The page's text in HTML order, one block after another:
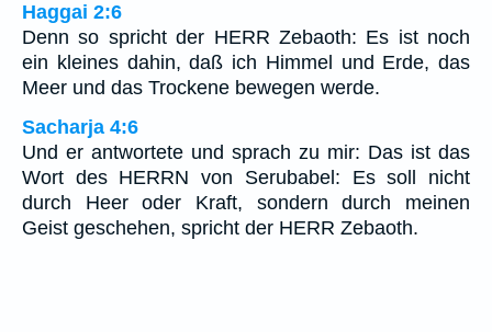
Haggai 2:6
Denn so spricht der HERR Zebaoth: Es ist noch
ein kleines dahin, daß ich Himmel und Erde, das
Meer und das Trockene bewegen werde.
Sacharja 4:6
Und er antwortete und sprach zu mir: Das ist das
Wort des HERRN von Serubabel: Es soll nicht
durch Heer oder Kraft, sondern durch meinen
Geist geschehen, spricht der HERR Zebaoth.